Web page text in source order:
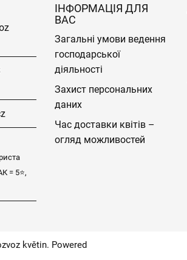
= 5⭐,
ІНФОРМАЦІЯ ДЛЯ
ВАС
Загальні умови ведення
господарської
діяльності
Захист персональних
даних
Час доставки квітів –
огляд можливостей
květin. Powered